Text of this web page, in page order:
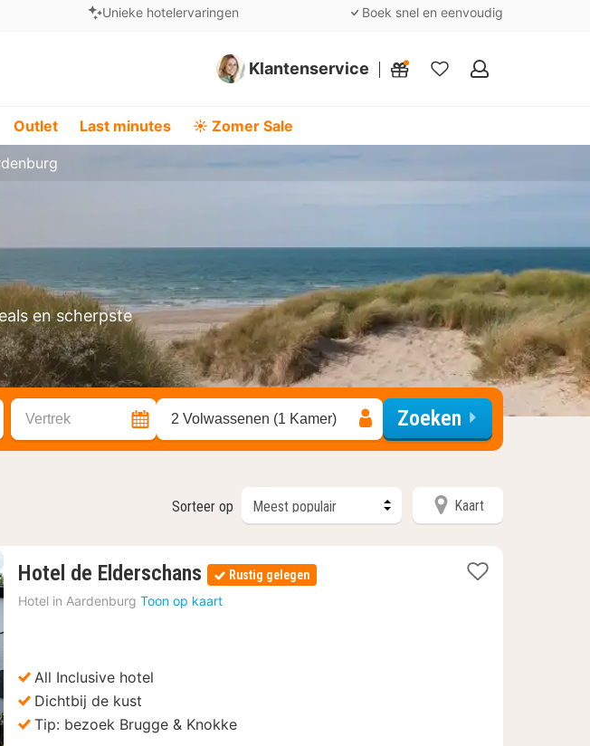
Unieke hotelervaringen Boek snel en eenvoudig
Klantenservice
Mijn
Outlet Last minutes ☀️ Zomer Sale
en scherpste
Vertrek 2 Volwassenen (1 Kamer) Zoeken
Sorteer op Kaart
foto
Hotel de Elderschans 1
nacht
vanaf
Rustig gelegen
Hotel in Aardenburg Toon op kaart
All Inclusive hotel
Dichtbij de kust
Tip: bezoek Brugge & Knokke